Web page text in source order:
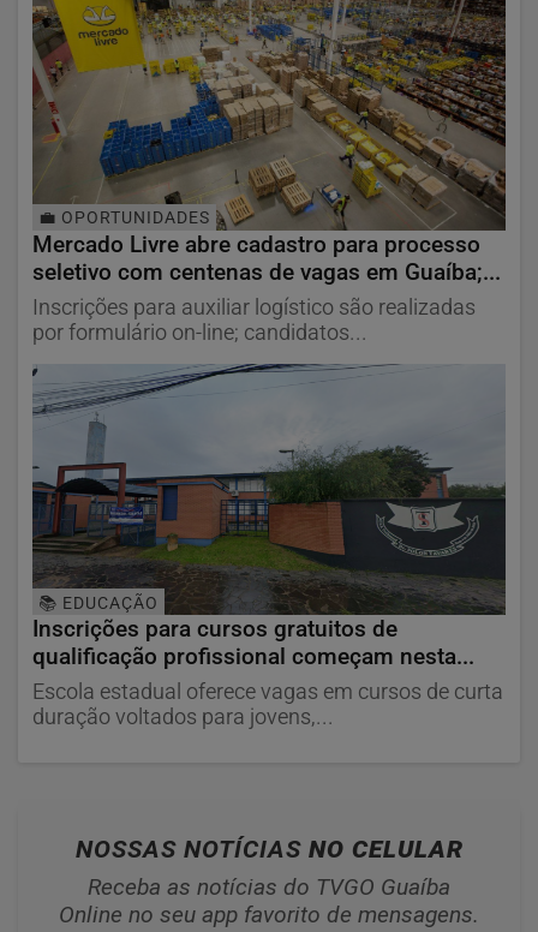
💼 OPORTUNIDADES
Mercado Livre abre cadastro para processo
seletivo com centenas de vagas em Guaíba;...
Inscrições para auxiliar logístico são realizadas
por formulário on-line; candidatos...
📚 EDUCAÇÃO
Inscrições para cursos gratuitos de
qualificação profissional começam nesta...
Escola estadual oferece vagas em cursos de curta
duração voltados para jovens,...
NOSSAS NOTÍCIAS NO CELULAR
Receba as notícias do TVGO Guaíba
Online no seu app favorito de mensagens.